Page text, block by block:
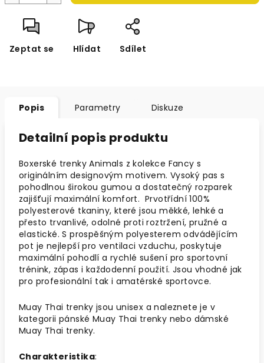
Zeptat se Hlídat Sdílet
Popis Parametry Diskuze
Detailní popis produktu
Boxerské trenky Animals z kolekce Fancy s
originálním designovým motivem. Vysoký pas s
pohodlnou širokou gumou a dostatečný rozparek
zajišťují maximální komfort. Prvotřídní 100%
polyesterové tkaniny, které jsou měkké, lehké a
přesto trvanlivé, odolné proti roztržení, pružné a
elastické. S prospěšným polyesterem odvádějícím
pot je nejlepší pro ventilaci vzduchu, poskytuje
maximální pohodlí a rychlé sušení pro sportovní
trénink, zápas i každodenní použití. Jsou vhodné jak
pro profesionální tak i amatérské sportovce.
Muay Thai trenky jsou unisex a naleznete je v
kategorii pánské Muay Thai trenky nebo dámské
Muay Thai trenky.
Charakteristika: